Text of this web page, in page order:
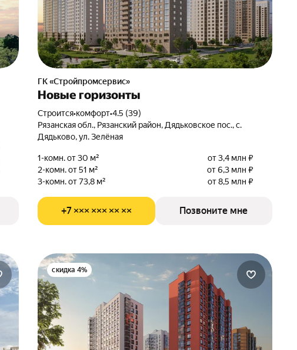
ГК «Стройпромсервис»
Новые горизонты
Строится•комфорт•4.5 (39)
Рязанская обл., Рязанский район, Дядьковское пос., с.
Дядьково, ул. Зелёная
1-комн. от 30 м²
от 3,4 млн ₽
2-комн. от 51 м²
от 6,3 млн ₽
3-комн. от 73,8 м²
от 8,5 млн ₽
+7 ××× ××× ×× ×× Позвоните мне
скидка 4%